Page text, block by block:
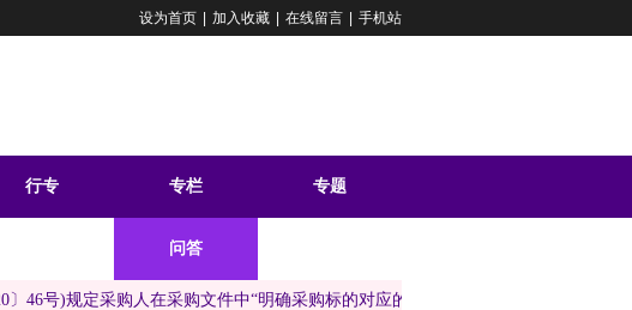
设为首页 加入收藏 在线留言 手机站
行专 专栏 专题
问答
〕46号)规定采购人在采购文件中“明确采购标的对应的中小企业划分标准所属行业